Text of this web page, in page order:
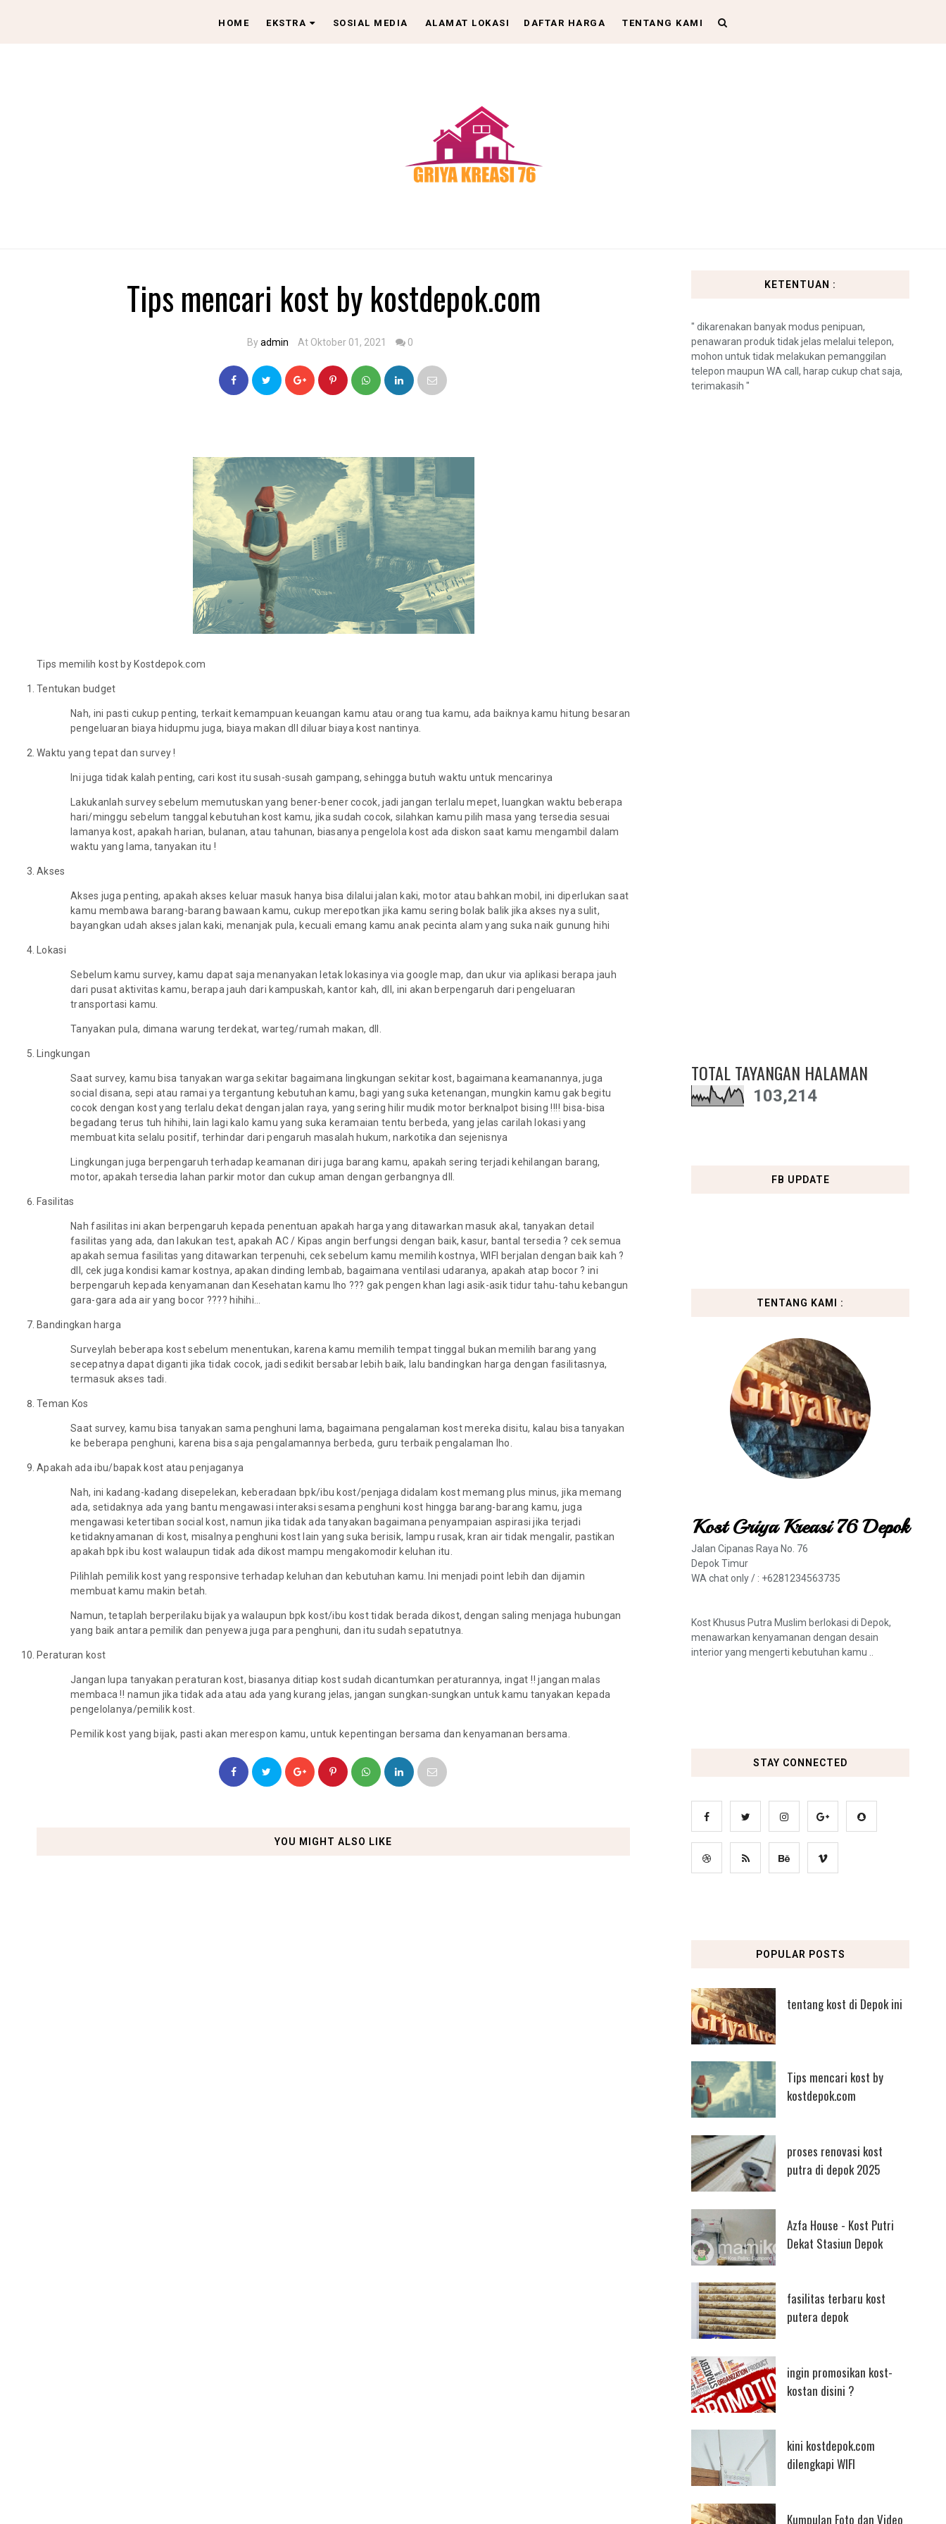
HOME EKSTRA SOSIAL MEDIA ALAMAT LOKASI DAFTAR HARGA TENTANG KAMI
Tips mencari kost by kostdepok.com
Byadmin At Oktober 01, 2021 0
Tips memilih kost by Kostdepok.com
Tentukan budget
Nah, ini pasti cukup penting, terkait kemampuan keuangan kamu atau orang tua kamu, ada baiknya kamu hitung besaran
pengeluaran biaya hidupmu juga, biaya makan dll diluar biaya kost nantinya.
Waktu yang tepat dan survey !
Ini juga tidak kalah penting, cari kost itu susah-susah gampang, sehingga butuh waktu untuk mencarinya
Lakukanlah survey sebelum memutuskan yang bener-bener cocok, jadi jangan terlalu mepet, luangkan waktu beberapa
hari/minggu sebelum tanggal kebutuhan kost kamu, jika sudah cocok, silahkan kamu pilih masa yang tersedia sesuai
lamanya kost, apakah harian, bulanan, atau tahunan, biasanya pengelola kost ada diskon saat kamu mengambil dalam
waktu yang lama, tanyakan itu !
Akses
Akses juga penting, apakah akses keluar masuk hanya bisa dilalui jalan kaki, motor atau bahkan mobil, ini diperlukan saat
kamu membawa barang-barang bawaan kamu, cukup merepotkan jika kamu sering bolak balik jika akses nya sulit,
bayangkan udah akses jalan kaki, menanjak pula, kecuali emang kamu anak pecinta alam yang suka naik gunung hihi
Lokasi
Sebelum kamu survey, kamu dapat saja menanyakan letak lokasinya via google map, dan ukur via aplikasi berapa jauh
dari pusat aktivitas kamu, berapa jauh dari kampuskah, kantor kah, dll, ini akan berpengaruh dari pengeluaran
transportasi kamu.
Tanyakan pula, dimana warung terdekat, warteg/rumah makan, dll.
Lingkungan
Saat survey, kamu bisa tanyakan warga sekitar bagaimana lingkungan sekitar kost, bagaimana keamanannya, juga
social disana, sepi atau ramai ya tergantung kebutuhan kamu, bagi yang suka ketenangan, mungkin kamu gak begitu
cocok dengan kost yang terlalu dekat dengan jalan raya, yang sering hilir mudik motor berknalpot bising ‼‼ bisa-bisa
begadang terus tuh hihihi, lain lagi kalo kamu yang suka keramaian tentu berbeda, yang jelas carilah lokasi yang
membuat kita selalu positif, terhindar dari pengaruh masalah hukum, narkotika dan sejenisnya
Lingkungan juga berpengaruh terhadap keamanan diri juga barang kamu, apakah sering terjadi kehilangan barang,
motor, apakah tersedia lahan parkir motor dan cukup aman dengan gerbangnya dll.
Fasilitas
Nah fasilitas ini akan berpengaruh kepada penentuan apakah harga yang ditawarkan masuk akal, tanyakan detail
fasilitas yang ada, dan lakukan test, apakah AC / Kipas angin berfungsi dengan baik, kasur, bantal tersedia ? cek semua
apakah semua fasilitas yang ditawarkan terpenuhi, cek sebelum kamu memilih kostnya, WIFI berjalan dengan baik kah ?
dll, cek juga kondisi kamar kostnya, apakan dinding lembab, bagaimana ventilasi udaranya, apakah atap bocor ? ini
berpengaruh kepada kenyamanan dan Kesehatan kamu lho ??? gak pengen khan lagi asik-asik tidur tahu-tahu kebangun
gara-gara ada air yang bocor ???? hihihi…
Bandingkan harga
Surveylah beberapa kost sebelum menentukan, karena kamu memilih tempat tinggal bukan memilih barang yang
secepatnya dapat diganti jika tidak cocok, jadi sedikit bersabar lebih baik, lalu bandingkan harga dengan fasilitasnya,
termasuk akses tadi.
Teman Kos
Saat survey, kamu bisa tanyakan sama penghuni lama, bagaimana pengalaman kost mereka disitu, kalau bisa tanyakan
ke beberapa penghuni, karena bisa saja pengalamannya berbeda, guru terbaik pengalaman lho.
Apakah ada ibu/bapak kost atau penjaganya
Nah, ini kadang-kadang disepelekan, keberadaan bpk/ibu kost/penjaga didalam kost memang plus minus, jika memang
ada, setidaknya ada yang bantu mengawasi interaksi sesama penghuni kost hingga barang-barang kamu, juga
mengawasi ketertiban social kost, namun jika tidak ada tanyakan bagaimana penyampaian aspirasi jika terjadi
ketidaknyamanan di kost, misalnya penghuni kost lain yang suka berisik, lampu rusak, kran air tidak mengalir, pastikan
apakah bpk ibu kost walaupun tidak ada dikost mampu mengakomodir keluhan itu.
Pilihlah pemilik kost yang responsive terhadap keluhan dan kebutuhan kamu. Ini menjadi point lebih dan dijamin
membuat kamu makin betah.
Namun, tetaplah berperilaku bijak ya walaupun bpk kost/ibu kost tidak berada dikost, dengan saling menjaga hubungan
yang baik antara pemilik dan penyewa juga para penghuni, dan itu sudah sepatutnya.
Peraturan kost
Jangan lupa tanyakan peraturan kost, biasanya ditiap kost sudah dicantumkan peraturannya, ingat ‼ jangan malas
membaca ‼ namun jika tidak ada atau ada yang kurang jelas, jangan sungkan-sungkan untuk kamu tanyakan kepada
pengelolanya/pemilik kost.
Pemilik kost yang bijak, pasti akan merespon kamu, untuk kepentingan bersama dan kenyamanan bersama.
YOU MIGHT ALSO LIKE
KETENTUAN :
" dikarenakan banyak modus penipuan,
penawaran produk tidak jelas melalui telepon,
mohon untuk tidak melakukan pemanggilan
telepon maupun WA call, harap cukup chat saja,
terimakasih "
TOTAL TAYANGAN HALAMAN
103,214
FB UPDATE
TENTANG KAMI :
Kost Griya Kreasi 76 Depok
Jalan Cipanas Raya No. 76
Depok Timur
WA chat only / : +6281234563735
Kost Khusus Putra Muslim berlokasi di Depok,
menawarkan kenyamanan dengan desain
interior yang mengerti kebutuhan kamu ..
STAY CONNECTED
POPULAR POSTS
tentang kost di Depok ini
Tips mencari kost by
kostdepok.com
proses renovasi kost
putra di depok 2025
Azfa House - Kost Putri
Dekat Stasiun Depok
fasilitas terbaru kost
putera depok
ingin promosikan kost-
kostan disini ?
kini kostdepok.com
dilengkapi WIFI
Kumpulan Foto dan Video